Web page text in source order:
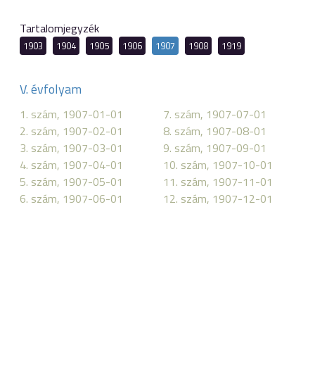
Tartalomjegyzék
1903 1904 1905 1906 1907 1908 1919
V. évfolyam
1. szám, 1907-01-01
2. szám, 1907-02-01
3. szám, 1907-03-01
4. szám, 1907-04-01
5. szám, 1907-05-01
6. szám, 1907-06-01
7. szám, 1907-07-01
8. szám, 1907-08-01
9. szám, 1907-09-01
10. szám, 1907-10-01
11. szám, 1907-11-01
12. szám, 1907-12-01